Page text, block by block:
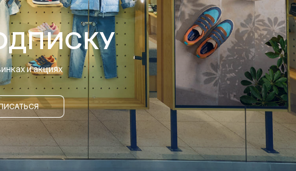
и акциях